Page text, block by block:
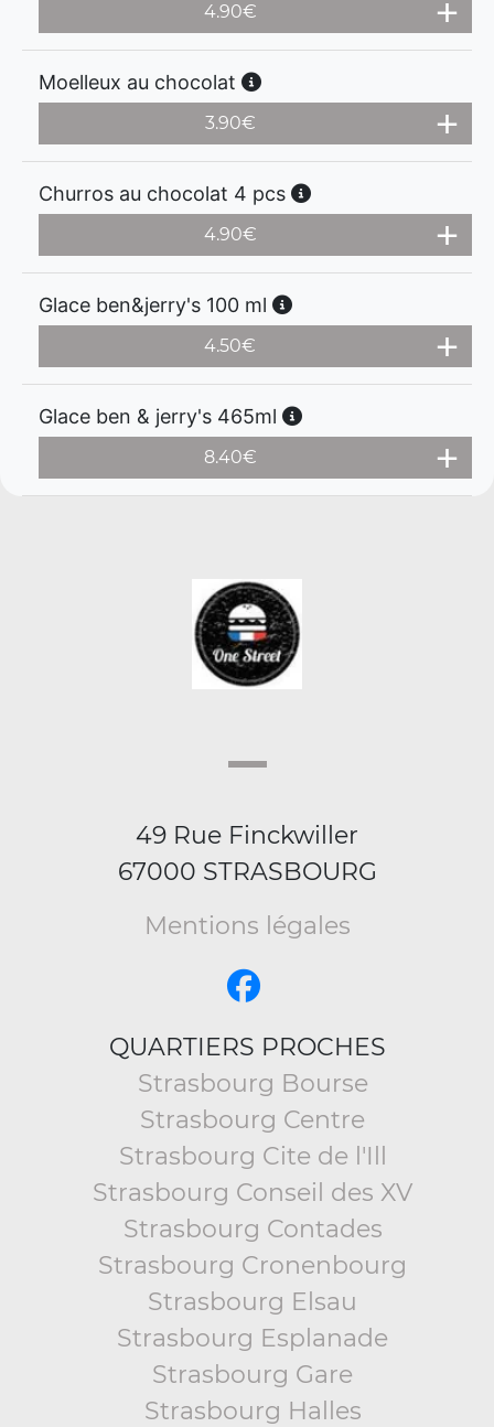
4.90€
Moelleux au chocolat
3.90€
Churros au chocolat 4 pcs
4.90€
Glace ben&jerry's 100 ml
4.50€
Glace ben & jerry's 465ml
8.40€
49 Rue Finckwiller
67000 STRASBOURG
Mentions légales
QUARTIERS PROCHES
Strasbourg Bourse
Strasbourg Centre
Strasbourg Cite de l'Ill
Strasbourg Conseil des XV
Strasbourg Contades
Strasbourg Cronenbourg
Strasbourg Elsau
Strasbourg Esplanade
Strasbourg Gare
Strasbourg Halles